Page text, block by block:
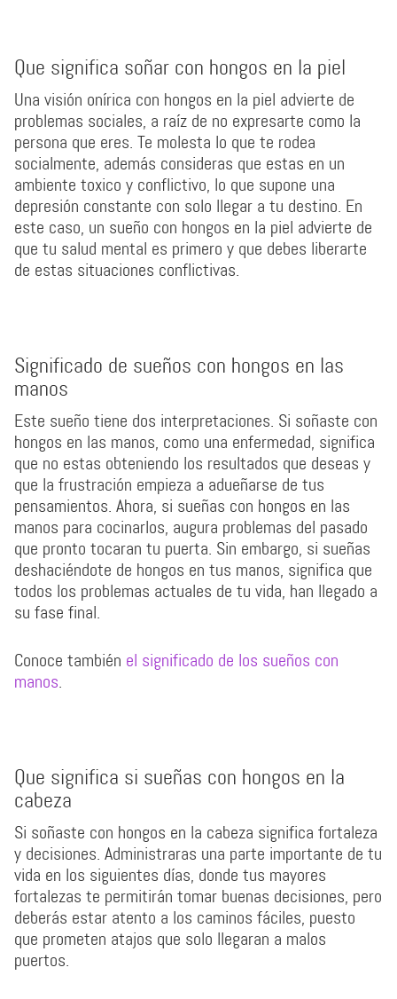
Que significa soñar con hongos en la piel
Una visión onírica con hongos en la piel advierte de
problemas sociales, a raíz de no expresarte como la
persona que eres. Te molesta lo que te rodea
socialmente, además consideras que estas en un
ambiente toxico y conflictivo, lo que supone una
depresión constante con solo llegar a tu destino. En
este caso, un sueño con hongos en la piel advierte de
que tu salud mental es primero y que debes liberarte
de estas situaciones conflictivas.
Significado de sueños con hongos en las
manos
Este sueño tiene dos interpretaciones. Si soñaste con
hongos en las manos, como una enfermedad, significa
que no estas obteniendo los resultados que deseas y
que la frustración empieza a adueñarse de tus
pensamientos. Ahora, si sueñas con hongos en las
manos para cocinarlos, augura problemas del pasado
que pronto tocaran tu puerta. Sin embargo, si sueñas
deshaciéndote de hongos en tus manos, significa que
todos los problemas actuales de tu vida, han llegado a
su fase final.
Conoce también el significado de los sueños con
manos.
Que significa si sueñas con hongos en la
cabeza
Si soñaste con hongos en la cabeza significa fortaleza
y decisiones. Administraras una parte importante de tu
vida en los siguientes días, donde tus mayores
fortalezas te permitirán tomar buenas decisiones, pero
deberás estar atento a los caminos fáciles, puesto
que prometen atajos que solo llegaran a malos
puertos.